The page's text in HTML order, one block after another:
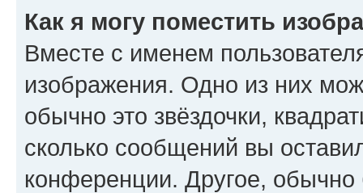
Как я могу поместить
Вместе с именем
изображения. Одно из них
обычно это звёздочки,
сколько сообщений вы
конференции. Другое,